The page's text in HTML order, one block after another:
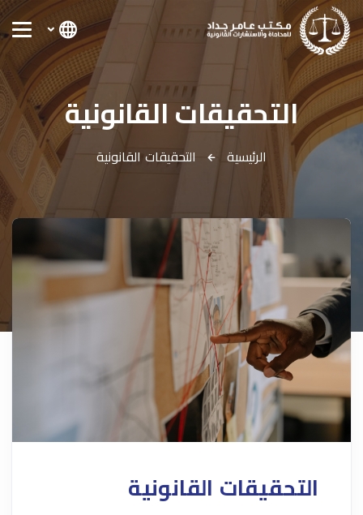
التحقيقات القانونية
الرئيسية التحقيقات القانونية
التحقيقات القانونية